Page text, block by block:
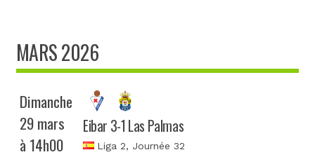
MARS 2026
Dimanche
29 mars
à 14h00
Eibar 3-1 Las Palmas
Liga 2, Journée 32